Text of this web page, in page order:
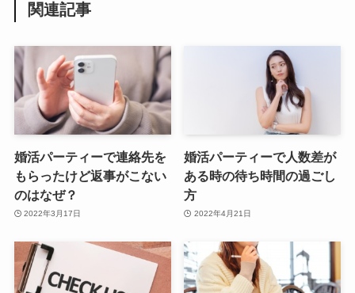
関連記事
婚活パーティーで連絡先を
もらったけど返事がこない
のはなぜ？
2022年3月17日
婚活パーティーで人数差が
ある時の待ち時間の過ごし
方
2022年4月21日